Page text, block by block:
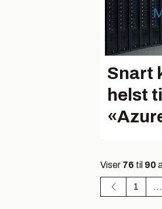
Snart
helst
Viser 76 til 90
1 ...